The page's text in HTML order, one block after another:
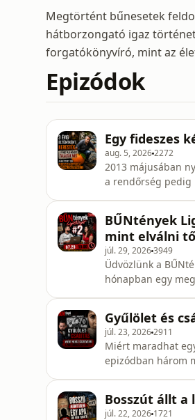
Megtörtént bűnesetek
hátborzongató igaz
forgatókönyvíró, mint az
Epizódok
Egy fideszes
aug. 5, 20262272
2013 májusában
a rendőrség pedig
bemutatjuk,
konfliktusho
BŰNtények
mint elválni
júl. 29, 20263949
Üdvözlünk a BŰNtények Light
hónapban egy
közvetítés alatt
Gyűlölet és
júl. 23, 20262911
Miért maradhat egy női
epizódban három
különbözőek. Más
Bosszút állt a
júl. 22, 2026 1721